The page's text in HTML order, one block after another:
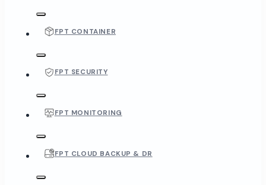
FPT CONTAINER
FPT SECURITY
FPT MONITORING
FPT CLOUD BACKUP & DR